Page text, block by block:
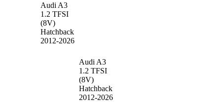
Audi A3
1.2 TFSI
(8V)
Hatchback
2012-2026
Audi A3
1.2 TFSI
(8V)
Hatchback
2012-2026